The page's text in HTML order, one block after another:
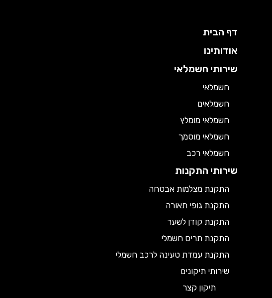
דף הבית
אודותינו
שירותי חשמלאי
חשמלאי
חשמלאים
חשמלאי מומלץ
חשמלאי מוסמך
חשמלאי רכב
שירותי התקנות
התקנת מצלמות אבטחה
התקנת גופי תאורה
התקנת קודן לשער
התקנת תריס חשמלי
התקנת עמדת טעינה לרכב חשמלי
שירותי תיקונים
תיקון קצר